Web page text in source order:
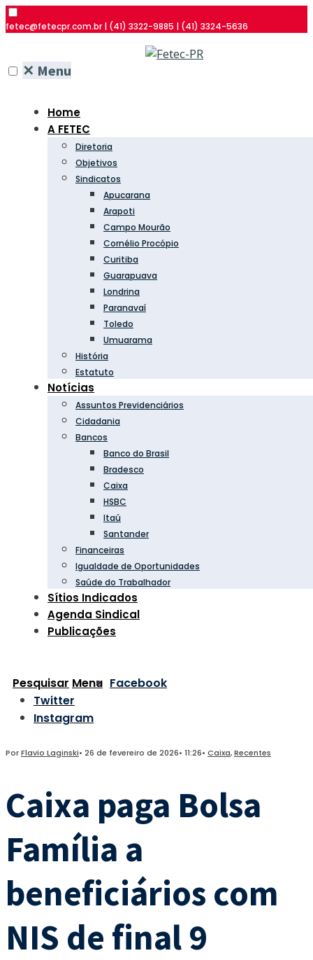
fetec@fetecpr.com.br | (41) 3322-9885 | (41) 3324-5636
✕ Menu
Home
A FETEC
Diretoria
Objetivos
Sindicatos
Apucarana
Arapoti
Campo Mourão
Cornélio Procópio
Curitiba
Guarapuava
Londrina
Paranavaí
Toledo
Umuarama
História
Estatuto
Notícias
Assuntos Previdenciários
Cidadania
Bancos
Banco do Brasil
Bradesco
Caixa
HSBC
Itaú
Santander
Financeiras
Igualdade de Oportunidades
Saúde do Trabalhador
Sítios Indicados
Agenda Sindical
Publicações
Pesquisar Menu Facebook
Twitter
Instagram
PorFlavio Laginski• 26 de fevereiro de 2026• 11:26• Caixa,Recentes
Caixa paga Bolsa
Família a
beneficiários com
NIS de final 9